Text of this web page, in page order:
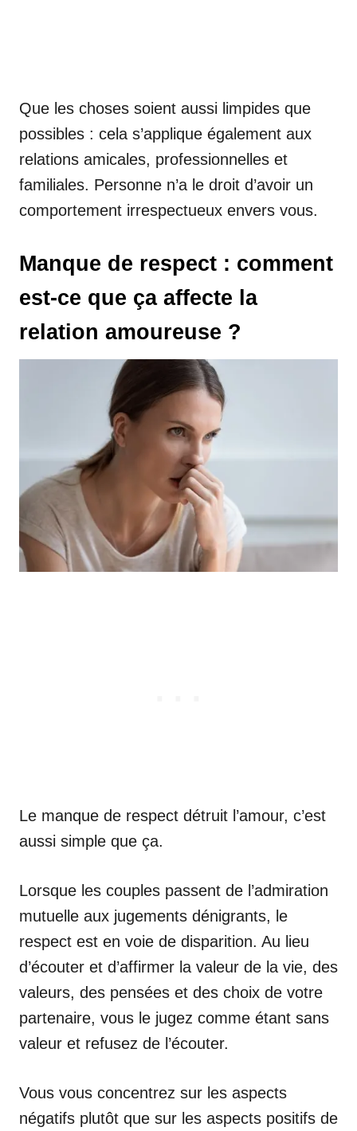
Que les choses soient aussi limpides que
possibles : cela s’applique également aux
relations amicales, professionnelles et
familiales. Personne n’a le droit d’avoir un
comportement irrespectueux envers vous.
Manque de respect : comment
est-ce que ça affecte la
relation amoureuse ?
Le manque de respect détruit l’amour, c’est
aussi simple que ça.
Lorsque les couples passent de l’admiration
mutuelle aux jugements dénigrants, le
respect est en voie de disparition. Au lieu
d’écouter et d’affirmer la valeur de la vie, des
valeurs, des pensées et des choix de votre
partenaire, vous le jugez comme étant sans
valeur et refusez de l’écouter.
Vous vous concentrez sur les aspects
négatifs plutôt que sur les aspects positifs de